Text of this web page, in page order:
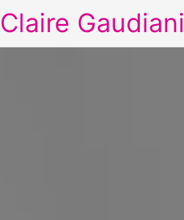
Claire Gaudiani